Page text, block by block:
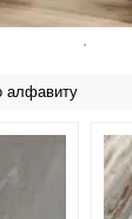
алфавиту